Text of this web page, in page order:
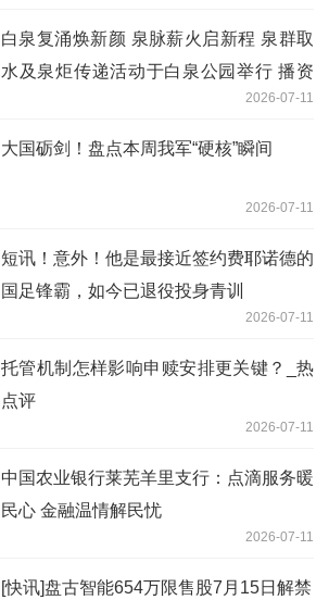
白泉复涌焕新颜 泉脉薪火启新程 泉群取
水及泉炬传递活动于白泉公园举行 播资
2026-07-11
大国砺剑！盘点本周我军“硬核”瞬间
2026-07-11
短讯！意外！他是最接近签约费耶诺德的
国足锋霸，如今已退役投身青训
2026-07-11
托管机制怎样影响申赎安排更关键？_热
点评
2026-07-11
中国农业银行莱芜羊里支行：点滴服务暖
民心 金融温情解民忧
2026-07-11
[快讯]盘古智能654万限售股7月15日解禁